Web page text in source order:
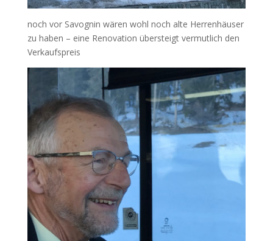
noch vor Savognin wären wohl noch alte Herrenhäuser
zu haben – eine Renovation übersteigt vermutlich den
Verkaufspreis